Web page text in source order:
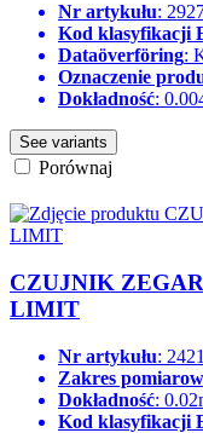
Nr artykułu:
Kod klasyfikacji
Dataöverföring:
Oznaczenie
Dokładność:
See variants
Porównaj
CZUJNIK
LIMIT
Nr artykułu:
Zakres
Dokładność:
Kod klasyfikacji